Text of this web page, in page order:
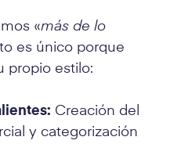
«más de lo
es único porque
propio estilo:
Creación del
y categorización